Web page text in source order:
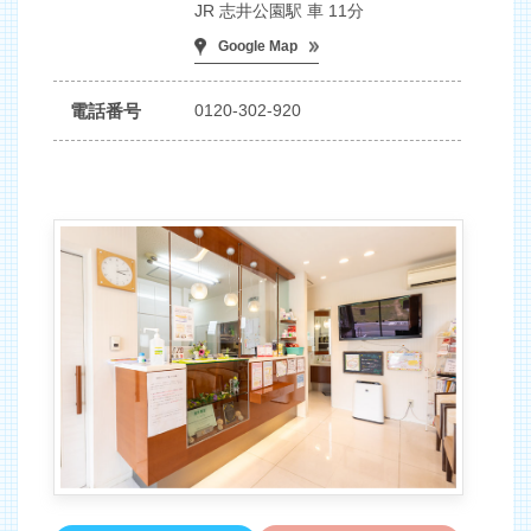
JR 志井公園駅 車 11分
Google Map
電話番号 0120-302-920